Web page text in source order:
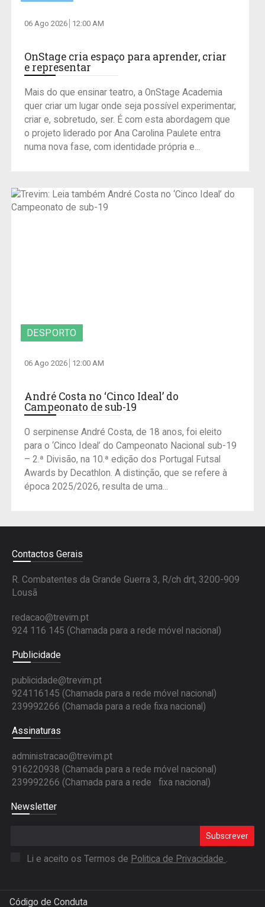
06 Ago 2026 12:00 AM
OnStage cria espaço para aprender, criar
e representar
Mais do que ensinar teatro, a OnStage Academia
quer criar um lugar onde seja possível experimentar,
criar e, sobretudo, ser. É com esta abordagem que
o projeto liderado por Ana Carolina Paulete entra
numa nova fase, com identidade própria e...
DESPORTO
06 Ago 2026 12:00 AM
André Costa no ‘Cinco Ideal’ do
Campeonato de sub-19
O serpinense André Costa, de 18 anos, foi eleito
para o ‘Cinco Ideal’ do Campeonato Nacional sub-19
– 2.ª Divisão, na 10.ª edição dos Portugal Futsal
Awards by Decathlon. A distinção, que se refere à
época 2025/2026, resulta de uma...
Contactos Gerais
R. Combatentes da Grande Guerra 3, R/ch drt, 3200-909
Lousã
redacao@trevim.pt
924 116 145 (Chamada para a rede móvel nacional)
Publicidade
publicidade@trevim.pt
924116145 (Chamada para a rede móvel nacional)
239992266 (Chamada para a rede fixa nacional)
Assinaturas
administracao@trevim.pt
916220938 (Chamada para a rede móvel nacional)
239992266 (Chamada para a rede fixa nacional)
Newsletter
Subscrever
Li e aceito os Termos de Politica de Privacidade .
Código de Conduta